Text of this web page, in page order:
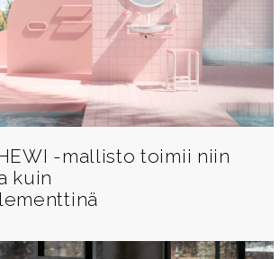
-mallisto toimii niin
kuin